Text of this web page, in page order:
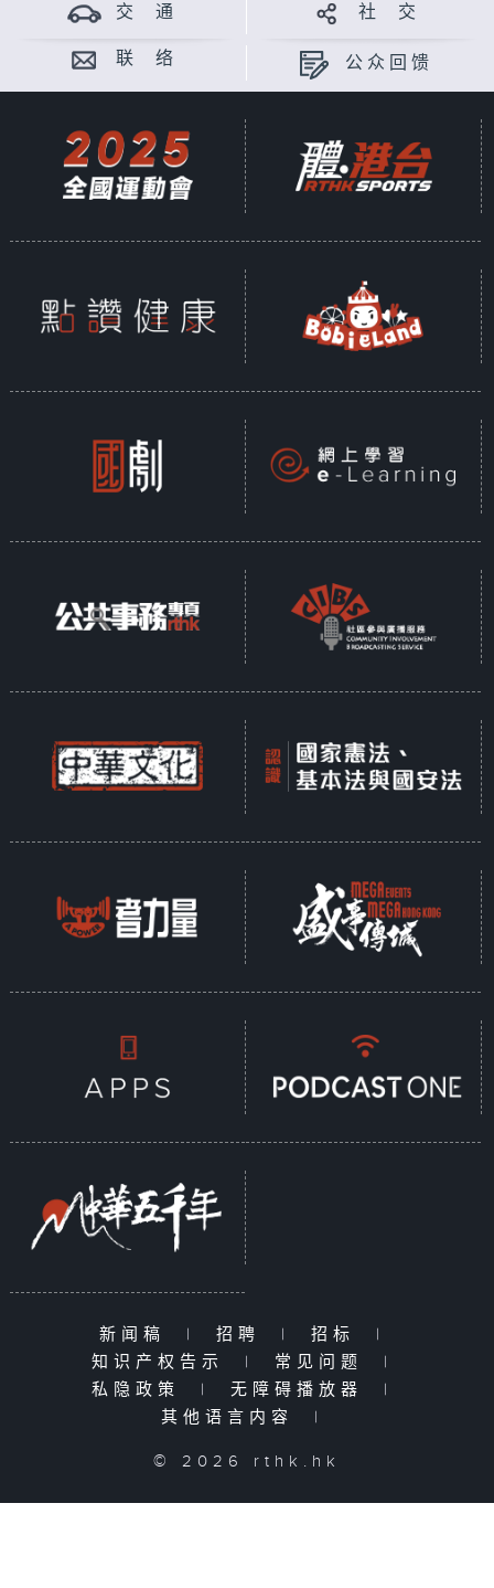
交 通 社 交
联 络 公众回馈
新闻稿 | 招聘 | 招标
|
知识产权告示
| 常见问题
|
私隐政策
| 无障碍播放器
|
其他语言内容
|
© 2026 rthk.hk